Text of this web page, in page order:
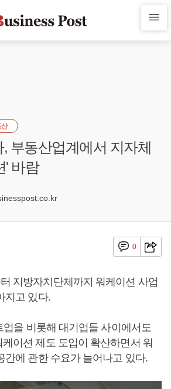
산
부동산업계에서 지자체
' 바람
0
지방자치단체까지 워케이션 사업
지고 있다.
업을 비롯해 대기업들 사이에서도
이션 제도 도입이 확산하면서 워
간에 관한 수요가 늘어나고 있다.